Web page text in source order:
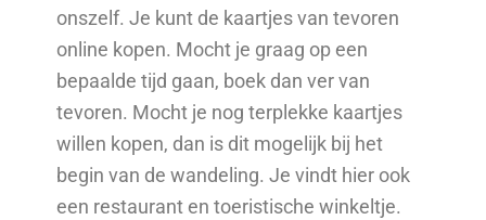
onszelf. Je kunt de kaartjes van tevoren
online kopen. Mocht je graag op een
bepaalde tijd gaan, boek dan ver van
tevoren. Mocht je nog terplekke kaartjes
willen kopen, dan is dit mogelijk bij het
begin van de wandeling. Je vindt hier ook
een restaurant en toeristische winkeltje.